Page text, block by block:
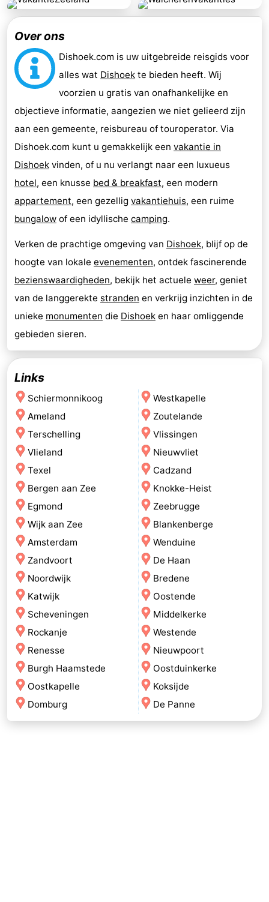
Over ons
Dishoek.com is uw uitgebreide reisgids voor
alles wat Dishoek te bieden heeft. Wij
voorzien u gratis van onafhankelijke en
objectieve informatie, aangezien we niet gelieerd zijn
aan een gemeente, reisbureau of touroperator. Via
Dishoek.com kunt u gemakkelijk een vakantie in
Dishoek vinden, of u nu verlangt naar een luxueus
hotel, een knusse bed & breakfast, een modern
appartement, een gezellig vakantiehuis, een ruime
bungalow of een idyllische camping.
Verken de prachtige omgeving van Dishoek, blijf op de
hoogte van lokale evenementen, ontdek fascinerende
bezienswaardigheden, bekijk het actuele weer, geniet
van de langgerekte stranden en verkrijg inzichten in de
unieke monumenten die Dishoek en haar omliggende
gebieden sieren.
Links
Schiermonnikoog
Ameland
Terschelling
Vlieland
Texel
Bergen aan Zee
Egmond
Wijk aan Zee
Amsterdam
Zandvoort
Noordwijk
Katwijk
Scheveningen
Rockanje
Renesse
Burgh Haamstede
Oostkapelle
Domburg
Westkapelle
Zoutelande
Vlissingen
Nieuwvliet
Cadzand
Knokke-Heist
Zeebrugge
Blankenberge
Wenduine
De Haan
Bredene
Oostende
Middelkerke
Westende
Nieuwpoort
Oostduinkerke
Koksijde
De Panne